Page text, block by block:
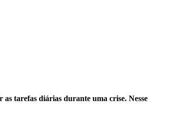
tarefas diárias durante uma crise. Nesse